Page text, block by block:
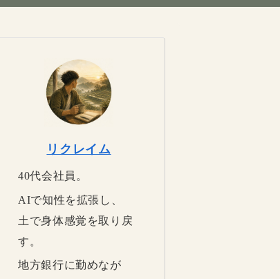
リクレイム
40代会社員。
AIで知性を拡張し、
土で身体感覚を取り戻
す。
地方銀行に勤めなが